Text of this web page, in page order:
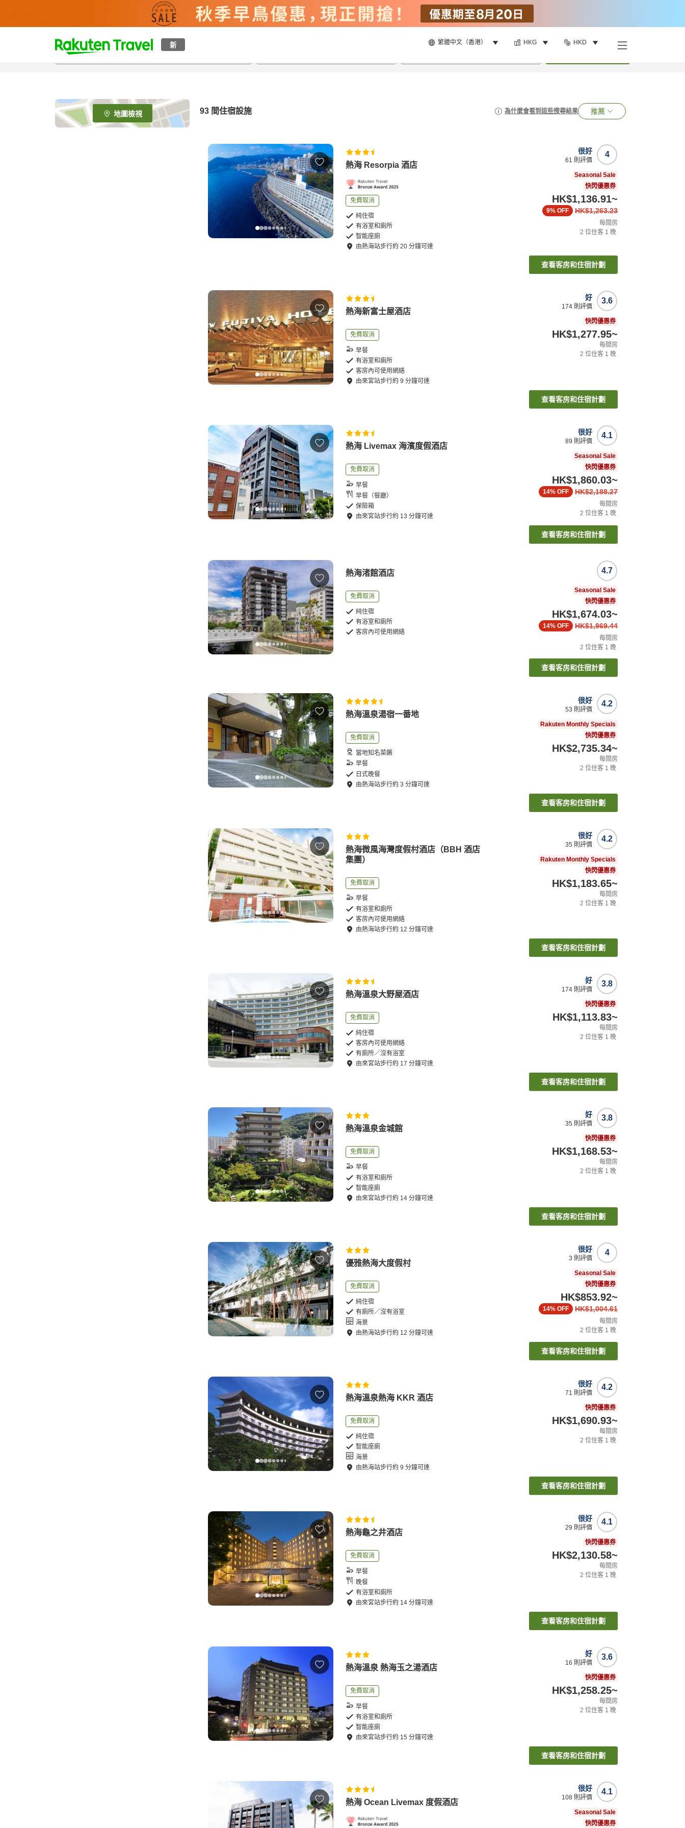
新 繁體中文（香港） HKG HKD
t
p
e
_
s
地圖檢視 93 間住宿設施 為什麼會看到這些搜尋結果 推薦
熱海 Resorpia 酒店
免費取消
純住宿
有浴室和廁所
智能座廁
由熱海站步行約20 分鐘可達
4
很好
61 則評價
Seasonal Sale
快閃優惠券
HK$1,136.91~
HK$1,263.23
9% OFF
每間房
2 位住客 1 晚
查看客房和住宿計劃
熱海新富士屋酒店
免費取消
早餐
有浴室和廁所
客房內可使用網絡
由來宮站步行約9 分鐘可達
3.6
好
174 則評價
快閃優惠券
HK$1,277.95~
每間房
2 位住客 1 晚
查看客房和住宿計劃
熱海 Livemax 海濱度假酒店
免費取消
早餐
早餐（餐廳）
保險箱
由來宮站步行約 13 分鐘可達
4.1
很好
89 則評價
Seasonal Sale
快閃優惠券
HK$1,860.03~
HK$2,188.27
14% OFF
每間房
2 位住客 1 晚
查看客房和住宿計劃
熱海渚館酒店
免費取消
純住宿
有浴室和廁所
客房內可使用網絡
4.7
Seasonal Sale
快閃優惠券
HK$1,674.03~
HK$1,969.44
14% OFF
每間房
2 位住客 1 晚
查看客房和住宿計劃
熱海溫泉湯宿一番地
免費取消
當地知名菜餚
早餐
日式晚餐
由熱海站步行約3 分鐘可達
4.2
很好
53 則評價
Rakuten Monthly Specials
快閃優惠券
HK$2,735.34~
每間房
2 位住客 1 晚
查看客房和住宿計劃
熱海微風海灣度假村酒店（BBH 酒店
集團）
免費取消
早餐
有浴室和廁所
客房內可使用網絡
由熱海站步行約 12 分鐘可達
4.2
很好
35 則評價
Rakuten Monthly Specials
快閃優惠券
HK$1,183.65~
每間房
2 位住客 1 晚
查看客房和住宿計劃
熱海溫泉大野屋酒店
免費取消
純住宿
客房內可使用網絡
有廁所／沒有浴室
由來宮站步行約 17 分鐘可達
3.8
好
174 則評價
快閃優惠券
HK$1,113.83~
每間房
2 位住客 1 晚
查看客房和住宿計劃
熱海溫泉金城館
免費取消
早餐
有浴室和廁所
智能座廁
由來宮站步行約 14 分鐘可達
3.8
好
35 則評價
快閃優惠券
HK$1,168.53~
每間房
2 位住客 1 晚
查看客房和住宿計劃
優雅熱海大度假村
免費取消
純住宿
有廁所／沒有浴室
海景
由熱海站步行約 12 分鐘可達
4
很好
3 則評價
Seasonal Sale
快閃優惠券
HK$853.92~
HK$1,004.61
14% OFF
每間房
2 位住客 1 晚
查看客房和住宿計劃
熱海溫泉熱海 KKR 酒店
免費取消
純住宿
智能座廁
海景
由熱海站步行約9 分鐘可達
4.2
很好
71 則評價
快閃優惠券
HK$1,690.93~
每間房
2 位住客 1 晚
查看客房和住宿計劃
熱海龜之井酒店
免費取消
早餐
晚餐
有浴室和廁所
由來宮站步行約 14 分鐘可達
4.1
很好
29 則評價
快閃優惠券
HK$2,130.58~
每間房
2 位住客 1 晚
查看客房和住宿計劃
熱海溫泉 熱海玉之湯酒店
免費取消
早餐
有浴室和廁所
智能座廁
由來宮站步行約 15 分鐘可達
3.6
好
16 則評價
快閃優惠券
HK$1,258.25~
每間房
2 位住客 1 晚
查看客房和住宿計劃
熱海 Ocean Livemax 度假酒店
4.1
很好
108 則評價
Seasonal Sale
快閃優惠券